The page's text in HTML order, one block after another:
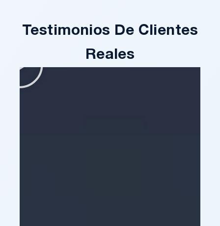
Testimonios De Clientes
Reales